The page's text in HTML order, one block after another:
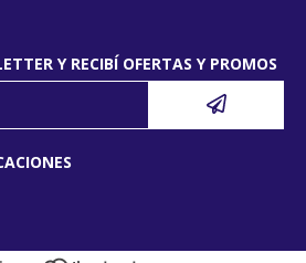
Y RECIBÍ OFERTAS Y PROMOS